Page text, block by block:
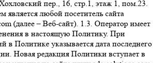
пер., 16, стр.1, этаж 1, пом.23.
является любой посетитель сайта
(далее – Веб-сайт). 1.3. Оператор имеет
в настоящую Политику. При
в Политике указывается дата последнего
Новая редакция Политики вступает в